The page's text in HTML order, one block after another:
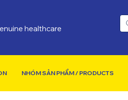
healthcare
NHÓM SẢN PHẨM / PRODUCTS